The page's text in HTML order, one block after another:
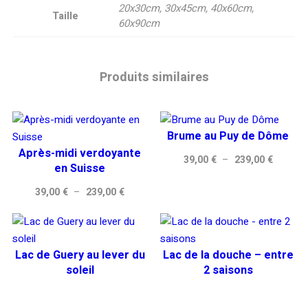
Taille
20x30cm, 30x45cm, 40x60cm,
60x90cm
Produits similaires
Après-midi verdoyante
en Suisse
39,00 € – 239,00 €Plage
prix :
à
Brume au Puy de Dôme
39,00 € – 239,00 €Plage
à
Lac de Guery au lever du
soleil
Lac de la douche – entre
2 saisons